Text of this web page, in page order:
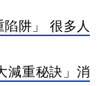
阱」 很多人
減重秘訣」消